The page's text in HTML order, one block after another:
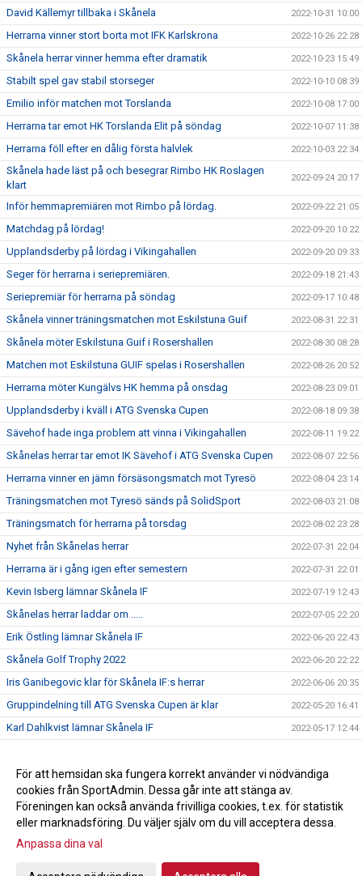
David Källemyr tillbaka i Skånela 2022-10-31 10:00
Herrarna vinner stort borta mot IFK Karlskrona 2022-10-26 22:28
Skånela herrar vinner hemma efter dramatik 2022-10-23 15:49
Stabilt spel gav stabil storseger 2022-10-10 08:39
Emilio inför matchen mot Torslanda 2022-10-08 17:00
Herrarna tar emot HK Torslanda Elit på söndag 2022-10-07 11:38
Herrarna föll efter en dålig första halvlek 2022-10-03 22:34
Skånela hade läst på och besegrar Rimbo HK Roslagen
klart
2022-09-24 20:17
Inför hemmapremiären mot Rimbo på lördag. 2022-09-22 21:05
Matchdag på lördag! 2022-09-20 10:22
Upplandsderby på lördag i Vikingahallen 2022-09-20 09:33
Seger för herrarna i seriepremiären. 2022-09-18 21:43
Seriepremiär för herrarna på söndag 2022-09-17 10:48
Skånela vinner träningsmatchen mot Eskilstuna Guif 2022-08-31 22:31
Skånela möter Eskilstuna Guif i Rosershallen 2022-08-30 08:28
Matchen mot Eskilstuna GUIF spelas i Rosershallen 2022-08-26 20:52
Herrarna möter Kungälvs HK hemma på onsdag 2022-08-23 09:01
Upplandsderby i kväll i ATG Svenska Cupen 2022-08-18 09:38
Sävehof hade inga problem att vinna i Vikingahallen 2022-08-11 19:22
Skånelas herrar tar emot IK Sävehof i ATG Svenska Cupen 2022-08-07 22:56
Herrarna vinner en jämn försäsongsmatch mot Tyresö 2022-08-04 23:14
Träningsmatchen mot Tyresö sänds på SolidSport 2022-08-03 21:08
Träningsmatch för herrarna på torsdag 2022-08-02 23:28
Nyhet från Skånelas herrar 2022-07-31 22:04
Herrarna är i gång igen efter semestern 2022-07-31 22:01
Kevin Isberg lämnar Skånela IF 2022-07-19 12:43
Skånelas herrar laddar om ..... 2022-07-05 22:20
Erik Östling lämnar Skånela IF 2022-06-20 22:43
Skånela Golf Trophy 2022 2022-06-20 22:22
Iris Ganibegovic klar för Skånela IF:s herrar 2022-06-06 20:35
Gruppindelning till ATG Svenska Cupen är klar 2022-05-20 16:41
Karl Dahlkvist lämnar Skånela IF 2022-05-17 12:44
Emilio Lahdo förlänger med Skånela IF 2022-05-11 15:00
Max Broman klar för Skånela IF 2022-05-11 14:57
Gå till Webbversion
För att hemsidan ska fungera korrekt använder vi nödvändiga
cookies från SportAdmin. Dessa går inte att stänga av.
Föreningen kan också använda frivilliga cookies, t.ex. för statistik
eller marknadsföring. Du väljer själv om du vill acceptera dessa.
Anpassa dina val